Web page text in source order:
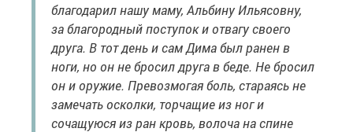
благодарил нашу маму, Альбину Ильясовну,
за благородный поступок и отвагу своего
друга. В тот день и сам Дима был ранен в
ноги, но он не бросил друга в беде. Не бросил
он и оружие. Превозмогая боль, стараясь не
замечать осколки, торчащие из ног и
сочащуюся из ран кровь, волоча на спине